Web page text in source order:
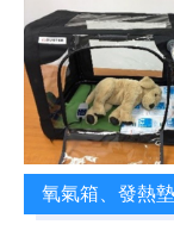
氧氣箱、發熱